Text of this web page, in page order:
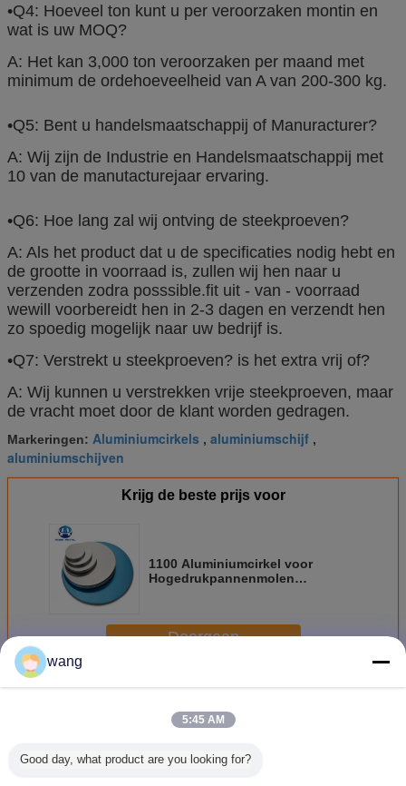
•Q4: Hoeveel ton kunt u per veroorzaken montin en
wat is uw MOQ?
A: Het kan 3,000 ton veroorzaken per maand met
minimum de ordehoeveelheid van A van 200-300 kg.
•Q5: Bent u handelsmaatschappij of Manuracturer?
A: Wij zijn de Industrie en Handelsmaatschappij met
10 van de manutacturejaar ervaring.
•Q6: Hoe lang zal wij ontving de steekproeven?
A: Als het product dat u de specificaties nodig hebt en
de grootte in voorraad is, zullen wij hen naar u
verzenden zodra posssible.fit uit - van - voorraad
wewill voorbereidt hen in 2-3 dagen en verzendt hen
zo spoedig mogelijk naar uw bedrijf is.
•Q7: Verstrekt u steekproeven? is het extra vrij of?
A: Wij kunnen u verstrekken vrije steekproeven, maar
de vracht moet door de klant worden gedragen.
Markeringen: Aluminiumcirkels , aluminiumschijf ,
aluminiumschijven
Krijg de beste prijs voor
1100 Aluminiumcirkel voor
Hogedrukpannenmolen
Doorgaan
MeerDe cirkels van aluminiumschijven
wang
5:45 AM
Good day, what product are you looking for?